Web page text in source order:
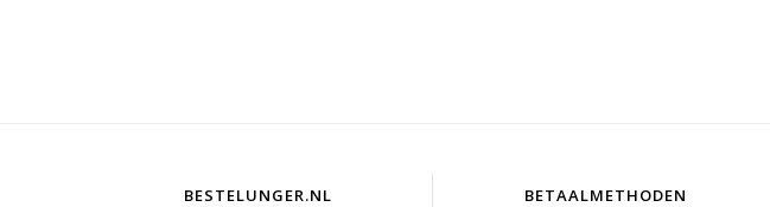
BESTELUNGER.NL BETAALMETHODEN